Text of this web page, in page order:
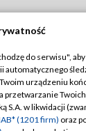
TVP
Regulamin
Polityka
do serwisu",
automatycznego
urządzeniu
przetwarzanie
S.A. w likwidacji
(1201 firm) oraz